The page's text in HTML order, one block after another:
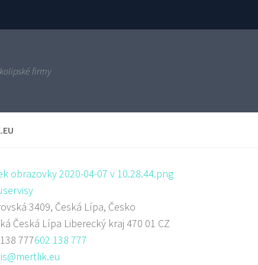
firmy
3409, Česká Lípa, Česko
Česká Lípa Liberecký kraj 470 01 CZ
777602 138 777